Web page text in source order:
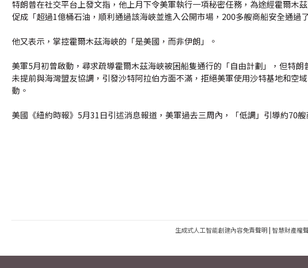
特朗普在社交平台上發文指，他上月下令美軍執行一項秘密任務，為途經霍爾木
促成「超過1億桶石油，順利通過該海峽並進入公開市場，200多艘商船安全通過
他又表示，掌控霍爾木茲海峽的「是美國，而非伊朗」。
美軍5月初曾啟動，尋求疏導霍爾木茲海峽被困船隻通行的「自由計劃」，但特
未提前與海灣盟友協調，引發沙特阿拉伯方面不滿，拒絕美軍使用沙特基地和空
動。
美國《紐約時報》5月31日引述消息報道，美軍過去三周內，「低調」引導約70
生成式人工智能創建內容免責聲明| 智慧財產權